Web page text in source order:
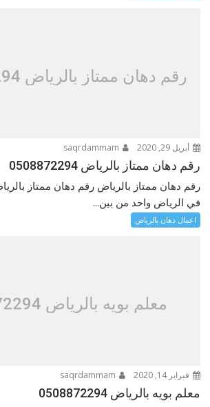
رقم دهان ممتاز بالرياض 0508872294
أبريل 29, 2020
رقم دهان ممتاز بالرياض 0508872294
رقم دهان ممتاز بالرياض رقم دهان ممتاز
في الرياض واحد من بين...
اعمال دهان بالرياض
معلم بويه بالرياض 0508872294
فبراير 14, 2020
معلم بويه بالرياض 0508872294